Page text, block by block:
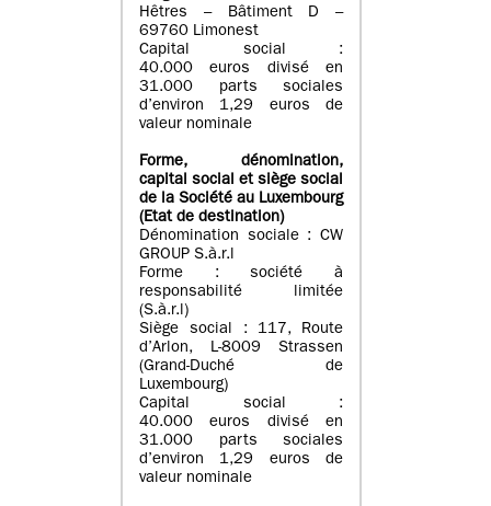
Hêtres – Bâtiment D –
69760 Limonest
Capital social :
40.000 euros divisé en
31.000 parts sociales
d’environ 1,29 euros de
valeur nominale
Forme, dénomination,
capital social et siège social
de la Société au Luxembourg
(Etat de destination)
Dénomination sociale : CW
GROUP S.à.r.l
Forme : société à
responsabilité limitée
(S.à.r.l)
Siège social : 117, Route
d’Arlon, L-8009 Strassen
(Grand-Duché de
Luxembourg)
Capital social :
40.000 euros divisé en
31.000 parts sociales
d’environ 1,29 euros de
valeur nominale